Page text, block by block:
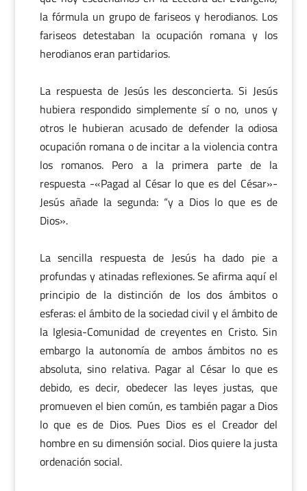
la fórmula un grupo de fariseos y herodianos. Los
fariseos detestaban la ocupación romana y los
herodianos eran partidarios.
La respuesta de Jesús les desconcierta. Si Jesús
hubiera respondido simplemente sí o no, unos y
otros le hubieran acusado de defender la odiosa
ocupación romana o de incitar a la violencia contra
los romanos. Pero a la primera parte de la
respuesta -«Pagad al César lo que es del César»-
Jesús añade la segunda: “y a Dios lo que es de
Dios».
La sencilla respuesta de Jesús ha dado pie a
profundas y atinadas reflexiones. Se afirma aquí el
principio de la distinción de los dos ámbitos o
esferas: el ámbito de la sociedad civil y el ámbito de
la Iglesia-Comunidad de creyentes en Cristo. Sin
embargo la autonomía de ambos ámbitos no es
absoluta, sino relativa. Pagar al César lo que es
debido, es decir, obedecer las leyes justas, que
promueven el bien común, es también pagar a Dios
lo que es de Dios. Pues Dios es el Creador del
hombre en su dimensión social. Dios quiere la justa
ordenación social.